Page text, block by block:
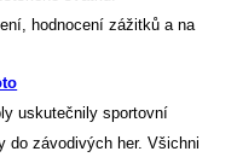
hodnocení zážitků a na
uskutečnily sportovní
do závodivých her. Všichni